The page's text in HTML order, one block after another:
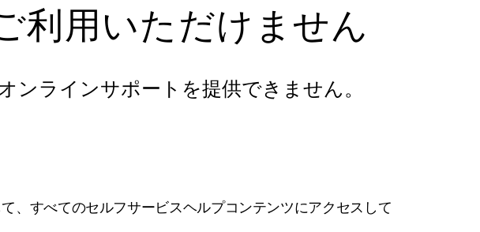
利用いただけません
ンラインサポートを提供できません。
、すべてのセルフサービスヘルプコンテンツにアクセスして